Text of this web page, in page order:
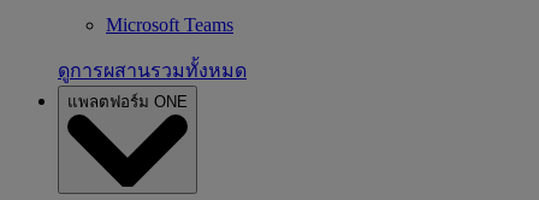
Microsoft Teams
ดูการผสานรวมทั้งหมด
แพลตฟอร์ม ONE